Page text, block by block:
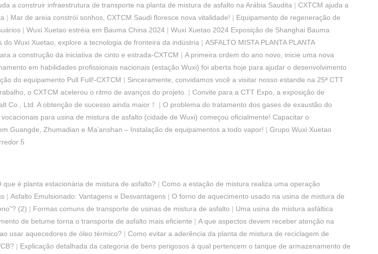
a construir infraestrutura de transporte na planta de mistura de asfalto na Arábia Saudita | CXTCM ajuda a
| Mar de areia constrói sonhos, CXTCM Saudi floresce nova vitalidade! | Equipamento de regeneração de
| Wuxi Xuetao estréia em Bauma China 2024 | Wuxi Xuetao 2024 Exposição de Shanghai Bauma
Wuxi Xuetao, explore a tecnologia de fronteira da indústria | ASFALTO MISTA PLANTA PLANTA
a construção da iniciativa de cinto e estrada-CXTCM | A primeira ordem do ano novo, inicie uma nova
em habilidades profissionais nacionais (estação Wuxi) foi aberta hoje para ajudar o desenvolvimento
do equipamento Pull Full!-CXTCM | Sinceramente, convidamos você a visitar nosso estande na 25ª CTT
o CXTCM acelerou o ritmo de avanços do projeto. | Convite para a CTT Expo, a exposição de
Co., Ltd. A obtenção de sucesso ainda maior！ | O problema do tratamento dos gases de exaustão do
para usina de mistura de asfalto (cidade de Wuxi) começou oficialmente! Capacitar o
Guangde, Zhumadian e Ma’anshan – Instalação de equipamentos a todo vapor! | Grupo Wuxi Xuetao
5
que é planta estacionária de mistura de asfalto? | Como a estação de mistura realiza uma operação
| Asfalto Emulsionado: Vantagens e Desvantagens | O forno de aquecimento usado na usina de mistura de
(2) | Formas comuns de transporte de usinas de mistura de asfalto | Uma usina de mistura asfáltica
de betume torna o transporte de asfalto mais eficiente | A que aspectos devem receber atenção na
usar aquecedores de óleo térmico? | Como evitar a aderência da planta de mistura de reciclagem de
| Explicação detalhada da categoria de bens perigosos à qual pertencem o tanque de armazenamento de